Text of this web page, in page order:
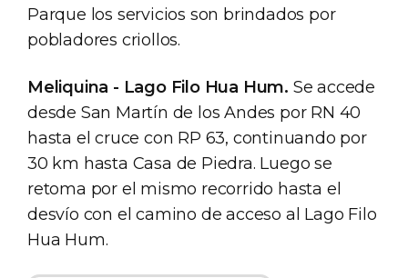
Parque los servicios son brindados por
pobladores criollos.
Meliquina - Lago Filo Hua Hum. Se accede
desde San Martín de los Andes por RN 40
hasta el cruce con RP 63, continuando por
30 km hasta Casa de Piedra. Luego se
retoma por el mismo recorrido hasta el
desvío con el camino de acceso al Lago Filo
Hua Hum.